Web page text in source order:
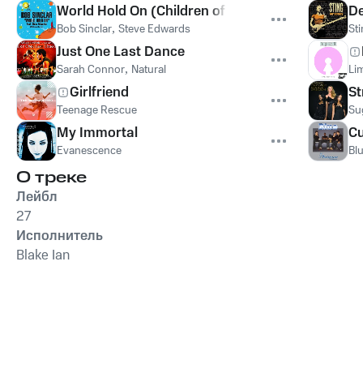
World Hold On (Children of the Sky)
Bob Sinclar, Steve Edwards
Just One Last Dance
Sarah Connor, Natural
Girlfriend
Teenage Rescue
My Immortal
Evanescence
О треке
Лейбл
27
Исполнитель
Blake Ian